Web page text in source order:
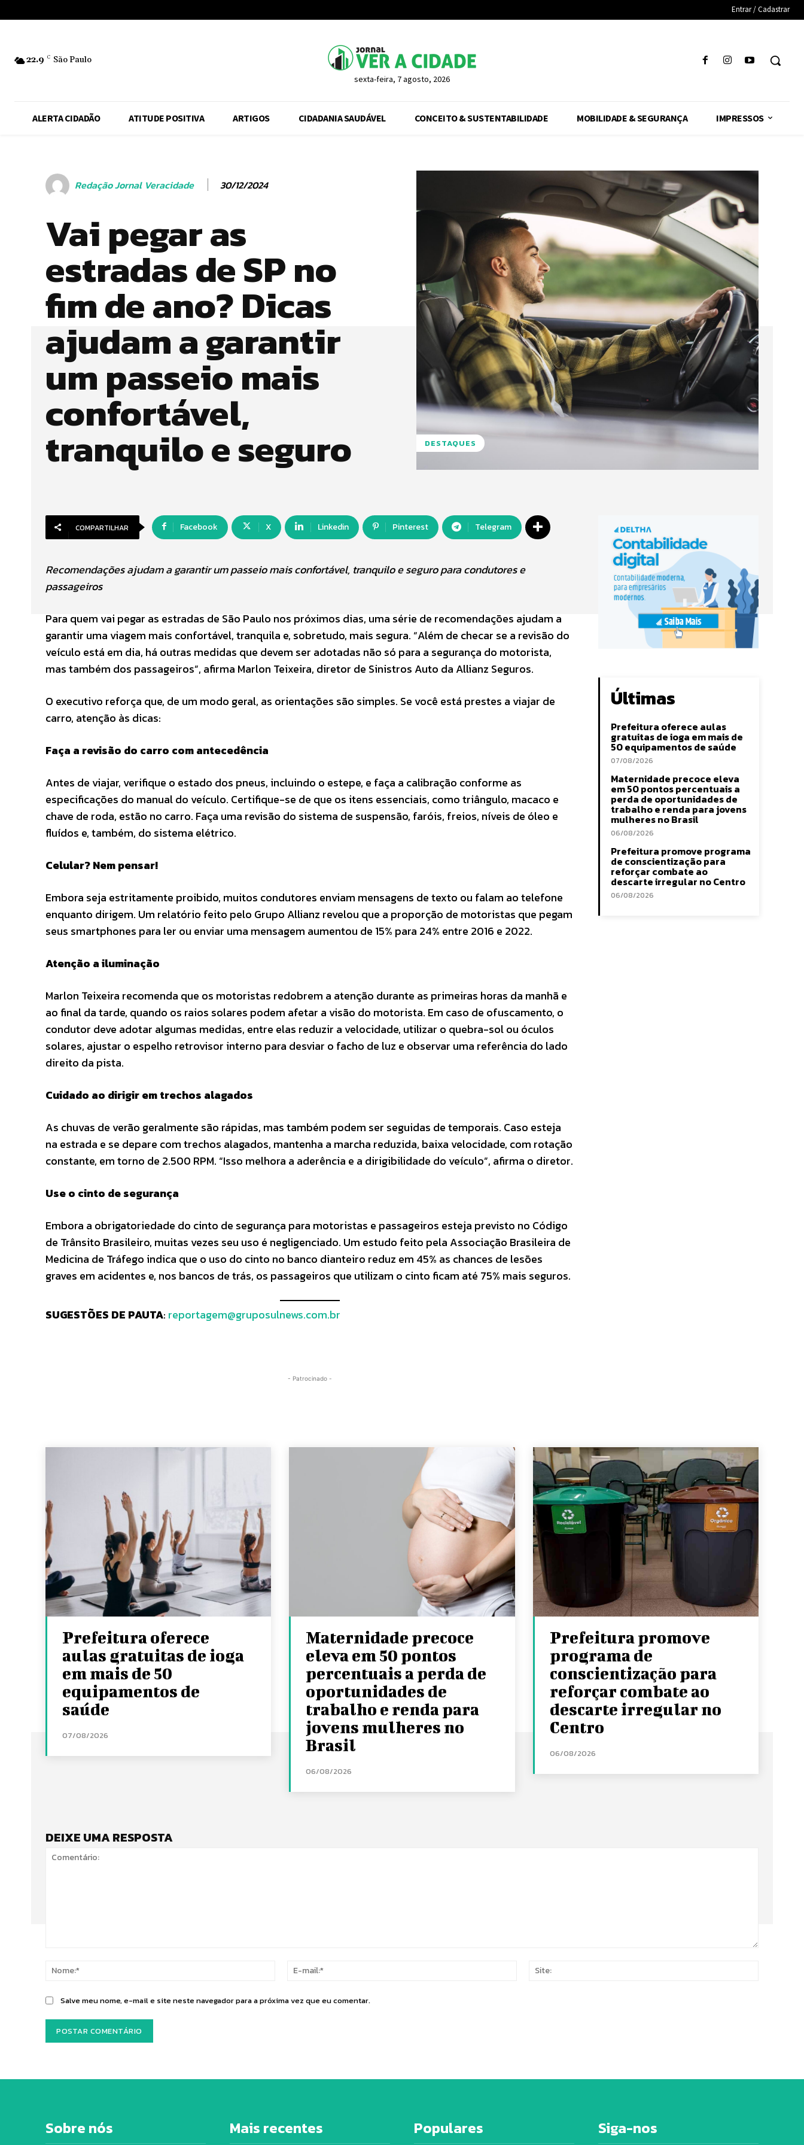
Entrar / Cadastrar
22.9 C São Paulo
sexta-feira, 7 agosto, 2026
ALERTA CIDADÃO ATITUDE POSITIVA ARTIGOS CIDADANIA SAUDÁVEL CONCEITO & SUSTENTABILIDADE MOBILIDADE & SEGURANÇA IMPRESSOS
Redação Jornal Veracidade 30/12/2024
Vai pegar as
estradas de SP no
fim de ano? Dicas
ajudam a garantir
um passeio mais
confortável,
tranquilo e seguro DESTAQUES
COMPARTILHAR Facebook X Linkedin Pinterest Telegram
Recomendações ajudam a garantir um passeio mais confortável, tranquilo e seguro para condutores e
passageiros
Para quem vai pegar as estradas de São Paulo nos próximos dias, uma série de recomendações ajudam a
garantir uma viagem mais confortável, tranquila e, sobretudo, mais segura. “Além de checar se a revisão do
veículo está em dia, há outras medidas que devem ser adotadas não só para a segurança do motorista,
mas também dos passageiros”, afirma Marlon Teixeira, diretor de Sinistros Auto da Allianz Seguros.
O executivo reforça que, de um modo geral, as orientações são simples. Se você está prestes a viajar de
carro, atenção às dicas:
Faça a revisão do carro com antecedência
Antes de viajar, verifique o estado dos pneus, incluindo o estepe, e faça a calibração conforme as
especificações do manual do veículo. Certifique-se de que os itens essenciais, como triângulo, macaco e
chave de roda, estão no carro. Faça uma revisão do sistema de suspensão, faróis, freios, níveis de óleo e
fluídos e, também, do sistema elétrico.
Celular? Nem pensar!
Embora seja estritamente proibido, muitos condutores enviam mensagens de texto ou falam ao telefone
enquanto dirigem. Um relatório feito pelo Grupo Allianz revelou que a proporção de motoristas que pegam
seus smartphones para ler ou enviar uma mensagem aumentou de 15% para 24% entre 2016 e 2022.
Atenção a iluminação
Marlon Teixeira recomenda que os motoristas redobrem a atenção durante as primeiras horas da manhã e
ao final da tarde, quando os raios solares podem afetar a visão do motorista. Em caso de ofuscamento, o
condutor deve adotar algumas medidas, entre elas reduzir a velocidade, utilizar o quebra-sol ou óculos
solares, ajustar o espelho retrovisor interno para desviar o facho de luz e observar uma referência do lado
direito da pista.
Cuidado ao dirigir em trechos alagados
As chuvas de verão geralmente são rápidas, mas também podem ser seguidas de temporais. Caso esteja
na estrada e se depare com trechos alagados, mantenha a marcha reduzida, baixa velocidade, com rotação
constante, em torno de 2.500 RPM. “Isso melhora a aderência e a dirigibilidade do veículo”, afirma o diretor.
Use o cinto de segurança
Embora a obrigatoriedade do cinto de segurança para motoristas e passageiros esteja previsto no Código
de Trânsito Brasileiro, muitas vezes seu uso é negligenciado. Um estudo feito pela Associação Brasileira de
Medicina de Tráfego indica que o uso do cinto no banco dianteiro reduz em 45% as chances de lesões
graves em acidentes e, nos bancos de trás, os passageiros que utilizam o cinto ficam até 75% mais seguros.
SUGESTÕES DE PAUTA: reportagem@gruposulnews.com.br
- Patrocinado -
Últimas
Prefeitura oferece aulas
gratuitas de ioga em mais de
50 equipamentos de saúde
07/08/2026
Maternidade precoce eleva
em 50 pontos percentuais a
perda de oportunidades de
trabalho e renda para jovens
mulheres no Brasil
06/08/2026
Prefeitura promove programa
de conscientização para
reforçar combate ao
descarte irregular no Centro
06/08/2026
Prefeitura oferece
aulas gratuitas de ioga
em mais de 50
equipamentos de
saúde
07/08/2026
Maternidade precoce
eleva em 50 pontos
percentuais a perda de
oportunidades de
trabalho e renda para
jovens mulheres no
Brasil
06/08/2026
Prefeitura promove
programa de
conscientização para
reforçar combate ao
descarte irregular no
Centro
06/08/2026
DEIXE UMA RESPOSTA
Nome:*
Salve meu nome, e-mail e site neste navegador para a próxima vez que eu comentar.
Sobre nós Mais recentes Populares Siga-nos